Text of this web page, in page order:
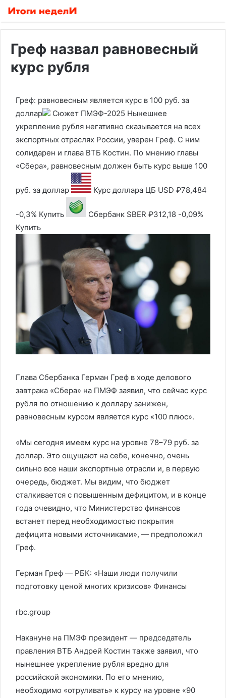
Греф назвал равновесный
курс рубля
Греф: равновесным является курс в 100 руб. за
доллар
Сюжет ПМЭФ-2025 Нынешнее
укрепление рубля негативно сказывается на всех
экспортных отраслях России, уверен Греф. С ним
солидарен и глава ВТБ Костин. По мнению главы
«Сбера», равновесным должен быть курс выше 100
руб. за доллар Курс доллара ЦБ USD ₽78,484
-0,3% Купить Сбербанк SBER ₽312,18 -0,09%
Купить
Глава Сбербанка Герман Греф в ходе делового
завтрака «Сбера» на ПМЭФ заявил, что сейчас курс
рубля по отношению к доллару занижен,
равновесным курсом является курс «100 плюс».
«Мы сегодня имеем курс на уровне 78–79 руб. за
доллар. Это ощущают на себе, конечно, очень
сильно все наши экспортные отрасли и, в первую
очередь, бюджет. Мы видим, что бюджет
сталкивается с повышенным дефицитом, и в конце
года очевидно, что Министерство финансов
встанет перед необходимостью покрытия
дефицита новыми источниками», — предположил
Греф.
Герман Греф — РБК: «Наши люди получили
подготовку ценой многих кризисов» Финансы
rbc.group
Накануне на ПМЭФ президент — председатель
правления ВТБ Андрей Костин также заявил, что
нынешнее укрепление рубля вредно для
российской экономики. По его мнению,
необходимо «отруливать» к курсу на уровне «90